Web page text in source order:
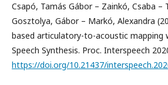
Csapó, Tamás Gábor – Zainkó, Csaba –
Gosztolya, Gábor – Markó, Alexandra
based articulatory-to-acoustic mapping
Speech Synthesis. Proc. Interspeech
https://doi.org/10.21437/